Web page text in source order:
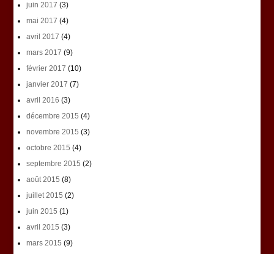
juin 2017 (3)
mai 2017 (4)
avril 2017 (4)
mars 2017 (9)
février 2017 (10)
janvier 2017 (7)
avril 2016 (3)
décembre 2015 (4)
novembre 2015 (3)
octobre 2015 (4)
septembre 2015 (2)
août 2015 (8)
juillet 2015 (2)
juin 2015 (1)
avril 2015 (3)
mars 2015 (9)